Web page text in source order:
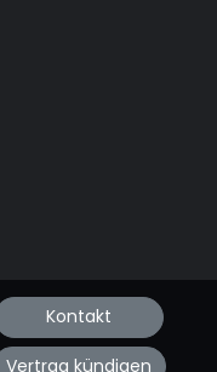
Kontakt
Vertrag kündigen